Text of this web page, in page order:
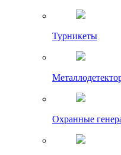
Турникеты
Охранные